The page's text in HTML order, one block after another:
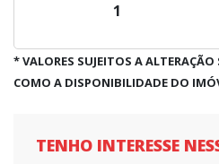
1
* VALORES SUJEITOS A
COMO A DISPONIBILIDADE DO
TENHO INTERESSE